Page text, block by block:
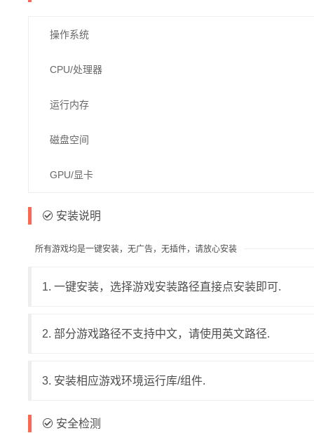
操作系统
CPU/处理器
运行内存
磁盘空间
GPU/显卡
安装说明
所有游戏均是一键安装，无广告，无插件，请放心安装
1. 一键安装，选择游戏安装路径直接点安装即可.
2. 部分游戏路径不支持中文，请使用英文路径.
3. 安装相应游戏环境运行库/组件.
安全检测